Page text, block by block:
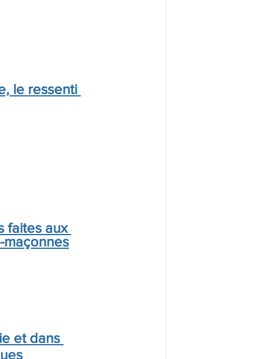
le ressenti
faites aux
et dans